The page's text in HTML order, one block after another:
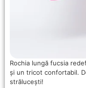
Rochia lungă fucsia
și un tricot confortabil.
strălucești!